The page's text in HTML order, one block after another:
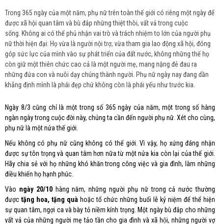
Trong 365 ngày của một năm, phụ nữ trên toàn thế giới có riêng một ngày để
được xã hội quan tâm và bù đắp những thiệt thòi, vất vả trong cuộc
sống. Không ai có thể phủ nhận vai trò và trách nhiệm to lớn của người phụ
nữ thời hiện đại: Họ vừa là người nội trợ, vừa tham gia lao động xã hội, đóng
góp sức lực của mình vào sự phát triển của đất nước, không những thế họ
còn giữ một thiên chức cao cả là một người mẹ, mang nặng đẻ đau ra
những đứa con và nuôi dạy chúng thành người. Phụ nữ ngày nay đang dần
khẳng định mình là phái đẹp chứ không còn là phái yếu như trước kia.
Ngày 8/3 cũng chỉ là một trong số 365 ngày của năm, một trong số hàng
ngàn ngày trong cuộc đời này, chúng ta cần đến người phụ nữ. Xét cho cùng,
phụ nữ là một nửa thế giới.
Nếu không có phụ nữ cũng không có thế giới. Vì vậy, họ xứng đáng nhận
được sự tôn trọng và quan tâm hơn nữa từ một nửa kia còn lại của thế giới.
Hãy chia sẻ với họ những khó khăn trong công việc và gia đình, làm những
điều khiến họ hạnh phúc.
Vào ngày 20/10hàng năm, những người phụ nữ trong cả nước thường
được tặng hoa, tặng quà hoặc tổ chức những buổi lễ kỷ niệm để thể hiện
sự quan tâm, ngợi ca và bày tỏ niềm kính trọng. Một ngày bù đắp cho những
vất vả của những người mẹ tảo tần cho gia đình và xã hội, những người vợ